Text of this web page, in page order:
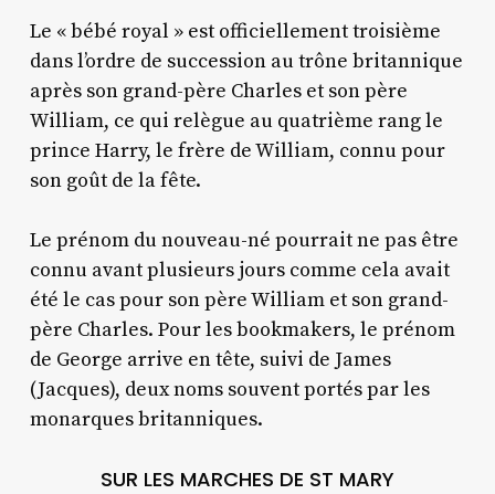
Le « bébé royal » est officiellement troisième
dans l’ordre de succession au trône britannique
après son grand-père Charles et son père
William, ce qui relègue au quatrième rang le
prince Harry, le frère de William, connu pour
son goût de la fête.
Le prénom du nouveau-né pourrait ne pas être
connu avant plusieurs jours comme cela avait
été le cas pour son père William et son grand-
père Charles. Pour les bookmakers, le prénom
de George arrive en tête, suivi de James
(Jacques), deux noms souvent portés par les
monarques britanniques.
SUR LES MARCHES DE ST MARY